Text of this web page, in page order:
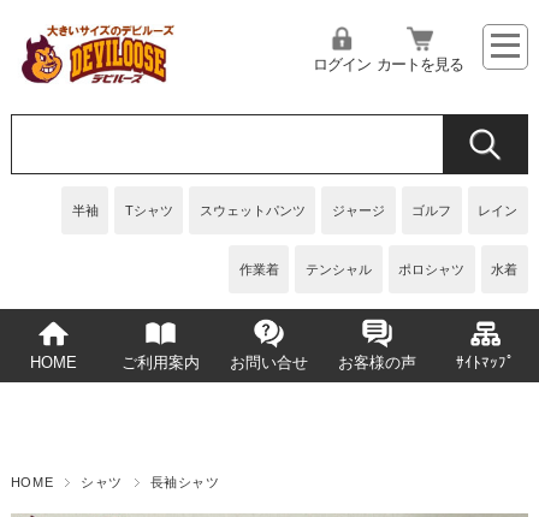
半袖 Tシャツ スウェットパンツ ジャージ ゴルフ レイン
作業着 テンシャル ポロシャツ 水着
ログイン カートを見る
HOME ご利用案内 お問い合せ お客様の声 ｻｲﾄﾏｯﾌﾟ
HOME シャツ 長袖シャツ